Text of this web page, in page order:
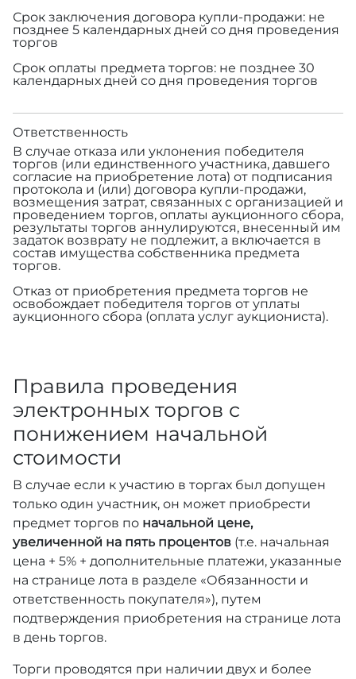
Срок заключения договора купли-продажи: не
позднее 5 календарных дней со дня проведения
торгов
Срок оплаты предмета торгов: не позднее 30
календарных дней со дня проведения торгов
Ответственность
В случае отказа или уклонения победителя
торгов (или единственного участника, давшего
согласие на приобретение лота) от подписания
протокола и (или) договора купли-продажи,
возмещения затрат, связанных с организацией и
проведением торгов, оплаты аукционного сбора,
результаты торгов аннулируются, внесенный им
задаток возврату не подлежит, а включается в
состав имущества собственника предмета
торгов.
Отказ от приобретения предмета торгов не
освобождает победителя торгов от уплаты
аукционного сбора (оплата услуг аукциониста).
Правила проведения
электронных торгов с
понижением начальной
стоимости
В случае если к участию в торгах был допущен
только один участник, он может приобрести
предмет торгов по начальной цене,
увеличенной на пять процентов (т.е. начальная
цена + 5% + дополнительные платежи, указанные
на странице лота в разделе «Обязанности и
ответственность покупателя»), путем
подтверждения приобретения на странице лота
в день торгов.
Торги проводятся при наличии двух и более